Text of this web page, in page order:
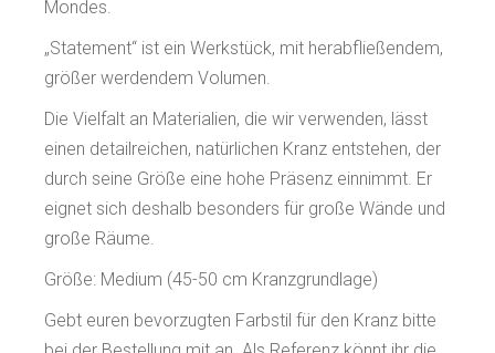
Mondes.
„Statement“ ist ein Werkstück, mit herabfließendem,
größer werdendem Volumen.
Die Vielfalt an Materialien, die wir verwenden, lässt
einen detailreichen, natürlichen Kranz entstehen, der
durch seine Größe eine hohe Präsenz einnimmt. Er
eignet sich deshalb besonders für große Wände und
große Räume.
Größe: Medium (45-50 cm Kranzgrundlage)
Gebt euren bevorzugten Farbstil für den Kranz bitte